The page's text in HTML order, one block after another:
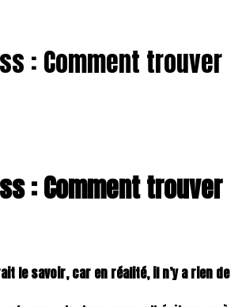
: Comment trouver
: Comment trouver
le savoir, car en réalité, il n’y a rien de